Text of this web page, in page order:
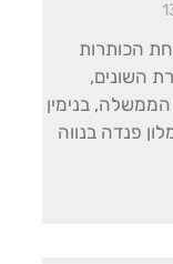
הכותרות
השונים,
בנימין
פנדה בנווה